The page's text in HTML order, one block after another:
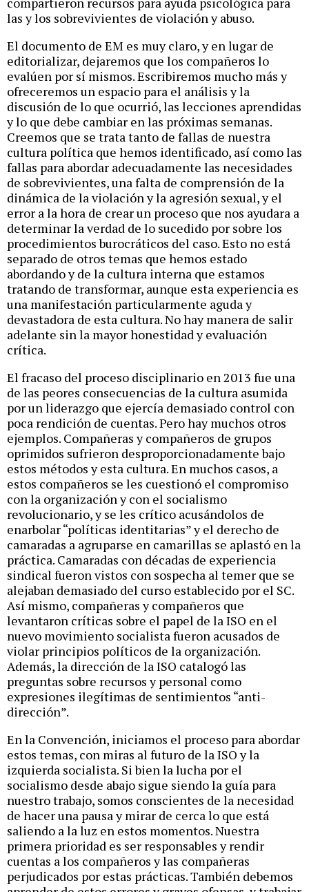
las y los sobrevivientes de violación y abuso.
El documento de EM es muy claro, y en lugar de
editorializar, dejaremos que los compañeros lo
evalúen por sí mismos. Escribiremos mucho más y
ofreceremos un espacio para el análisis y la
discusión de lo que ocurrió, las lecciones aprendidas
y lo que debe cambiar en las próximas semanas.
Creemos que se trata tanto de fallas de nuestra
cultura política que hemos identificado, así como las
fallas para abordar adecuadamente las necesidades
de sobrevivientes, una falta de comprensión de la
dinámica de la violación y la agresión sexual, y el
error a la hora de crear un proceso que nos ayudara a
determinar la verdad de lo sucedido por sobre los
procedimientos burocráticos del caso. Esto no está
separado de otros temas que hemos estado
abordando y de la cultura interna que estamos
tratando de transformar, aunque esta experiencia es
una manifestación particularmente aguda y
devastadora de esta cultura. No hay manera de salir
adelante sin la mayor honestidad y evaluación
crítica.
El fracaso del proceso disciplinario en 2013 fue una
de las peores consecuencias de la cultura asumida
por un liderazgo que ejercía demasiado control con
poca rendición de cuentas. Pero hay muchos otros
ejemplos. Compañeras y compañeros de grupos
oprimidos sufrieron desproporcionadamente bajo
estos métodos y esta cultura. En muchos casos, a
estos compañeros se les cuestionó el compromiso
con la organización y con el socialismo
revolucionario, y se les crítico acusándolos de
enarbolar “políticas identitarias” y el derecho de
camaradas a agruparse en camarillas se aplastó en la
práctica. Camaradas con décadas de experiencia
sindical fueron vistos con sospecha al temer que se
alejaban demasiado del curso establecido por el SC.
Así mismo, compañeras y compañeros que
levantaron críticas sobre el papel de la ISO en el
nuevo movimiento socialista fueron acusados de
violar principios políticos de la organización.
Además, la dirección de la ISO catalogó las
preguntas sobre recursos y personal como
expresiones ilegítimas de sentimientos “anti-
dirección”.
En la Convención, iniciamos el proceso para abordar
estos temas, con miras al futuro de la ISO y la
izquierda socialista. Si bien la lucha por el
socialismo desde abajo sigue siendo la guía para
nuestro trabajo, somos conscientes de la necesidad
de hacer una pausa y mirar de cerca lo que está
saliendo a la luz en estos momentos. Nuestra
primera prioridad es ser responsables y rendir
cuentas a los compañeros y las compañeras
perjudicados por estas prácticas. También debemos